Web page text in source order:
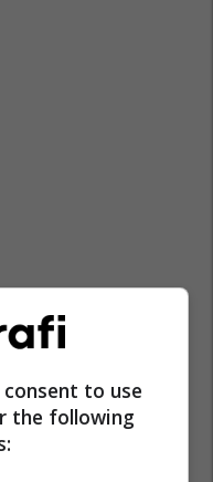
to use
the following